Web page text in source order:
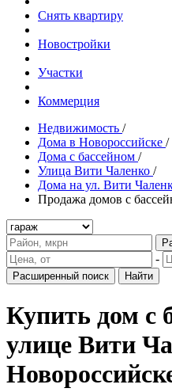
Снять квартиру
Новостройки
Участки
Коммерция
Недвижимость /
Дома в Новороссийске /
Дома с бассейном /
Улица Вити Чаленко /
Дома на ул. Вити
Продажа домов с
-
Расширенный поиск Найти
Купить дом с
улице Вити